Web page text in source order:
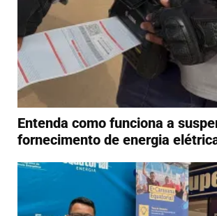
Entenda como funciona a
fornecimento de energia